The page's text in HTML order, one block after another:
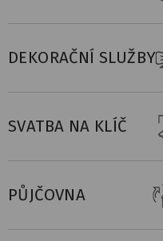
DEKORAČNÍ SLUŽBY
SVATBA NA KLÍČ
PŮJČOVNA